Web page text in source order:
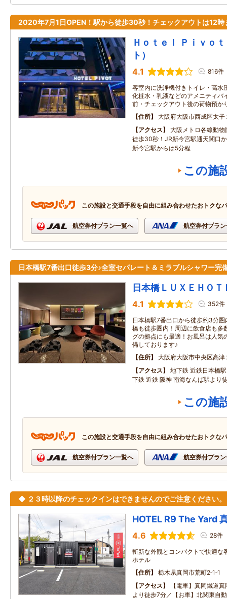
2020年7月1日OPEN！駅から徒歩30秒！チェックアウトは12時
Ｈｏｔｅｌ Ｐｉｖｏ
ト）
4.1 816件
客室内に洗浄機付きトイレ・高水
化粧水・乳液などのアメニティバ
前・チェックアウト後の荷物預か
住所
大阪府大阪市西成区太子
アクセス
大阪メトロ各線動
徒歩30秒！JR新今宮駅通天閣口
新今宮駅からは5分程
この施
この施設と交通手段を自由に組み合わせたおトクな
航空券付プラン一覧へ 航空券付プラ
日本橋駅7番出口徒歩3分♪全室セパレート＆ミラブルシャワー完
日本橋ＬＵＸＥＨＯＴ
4.1 352件
日本橋駅7番出口から徒歩約3分
橋も徒歩圏内！周辺に飲食店も多
グの拠点にも最適！お風呂は人気
備しております♪
住所
大阪府大阪市中央区高
アクセス
地下鉄 近鉄日本橋
下鉄 近鉄 阪神 南海なんば駅より
この施
この施設と交通手段を自由に組み合わせたおトクな
航空券付プラン一覧へ 航空券付プラ
◆ ２３時以降のチェックインはできませんのでご注意ください。
HOTEL R9 The Yard
4.6 28件
斬新な外観とコンパクトで快適な
ホテル
住所
栃木県真岡市荒町2‐1‐1
アクセス
【電車】真岡鐵道
より徒歩7分／【お車】北関東自